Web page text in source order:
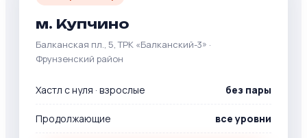
м. Купчино
Балканская пл., 5, ТРК «Балканский-3» ·
Фрунзенский район
Хастл с нуля · взрослые без пары
Продолжающие все уровни